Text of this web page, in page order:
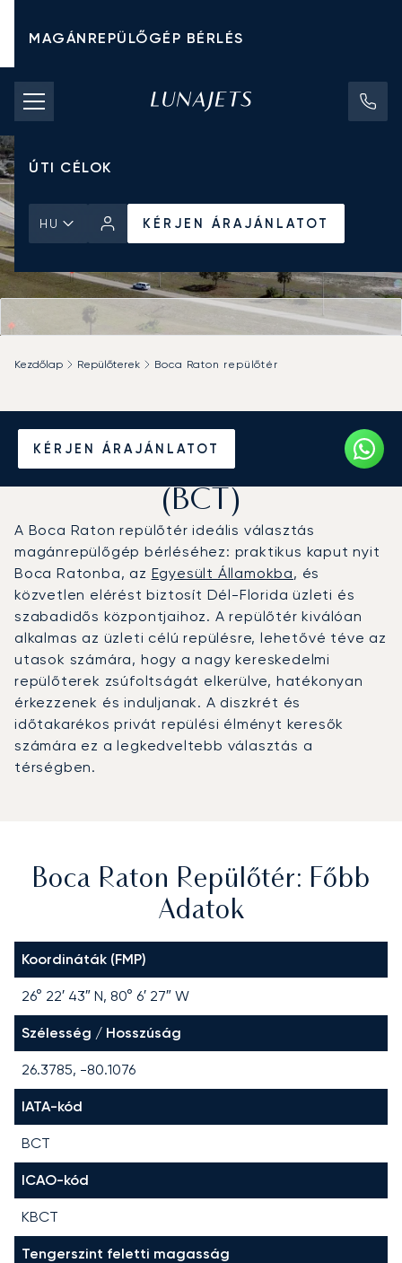
MAGÁNREPÜLŐGÉP BÉRLÉS
CHARTER ÁRAK
MAGÁNREPÜLŐGÉPEK
ÚTI CÉLOK
HU KÉRJEN ÁRAJÁNLATOT
KÉRJEN ÁRAJÁNLATOT
Kezdőlap Repülőterek Boca Raton repülőtér
Magánrepülőgép bérlése a
Boca Raton repülőtérre
(BCT)
A Boca Raton repülőtér ideális választás
magánrepülőgép bérléséhez: praktikus kaput nyit
Boca Ratonba, az Egyesült Államokba, és
közvetlen elérést biztosít Dél-Florida üzleti és
szabadidős központjaihoz. A repülőtér kiválóan
alkalmas az üzleti célú repülésre, lehetővé téve az
utasok számára, hogy a nagy kereskedelmi
repülőterek zsúfoltságát elkerülve, hatékonyan
érkezzenek és induljanak. A diszkrét és
időtakarékos privát repülési élményt keresők
számára ez a legkedveltebb választás a
térségben.
Boca Raton Repülőtér: Főbb
Adatok
Koordináták (FMP)
26° 22′ 43″ N, 80° 6′ 27″ W
Szélesség / Hosszúság
26.3785, -80.1076
IATA-kód
BCT
ICAO-kód
KBCT
Tengerszint feletti magasság